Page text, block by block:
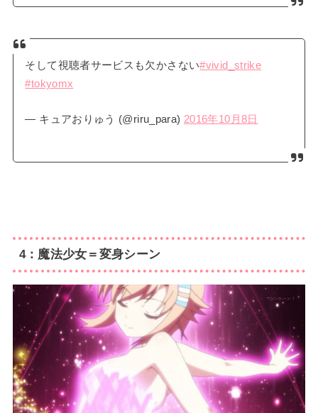
そして視聴者サービスも欠かさない#vivid_strike
#tokyomx
— キュアおりゅう (@riru_para) 2016年10月8日
4：魔法少女＝変身シーン